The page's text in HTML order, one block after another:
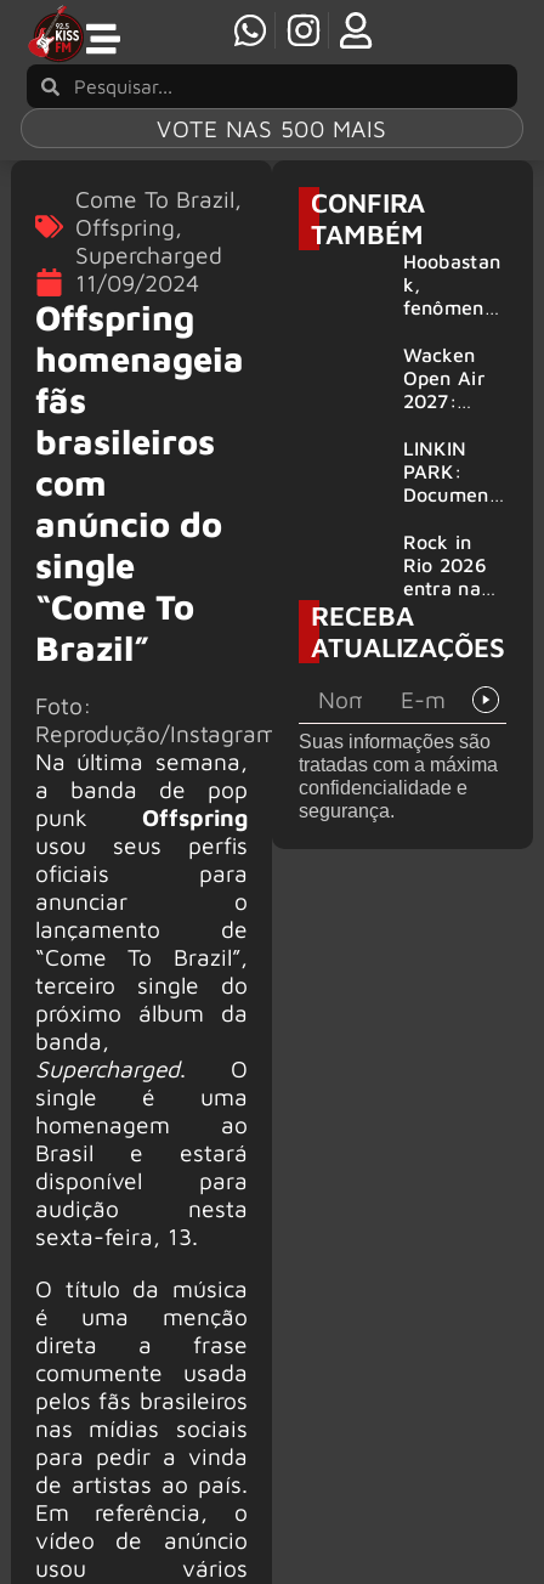
VOTE NAS 500 MAIS
Come To Brazil,
Offspring,
Supercharged
11/09/2024
Offspring
homenageia
fãs
brasileiros
com
anúncio do
single
“Come To
Brazil”
Foto:
Reprodução/Instagram
Na última semana,
a banda de pop
punk Offspring
usou seus perfis
oficiais para
anunciar o
lançamento de
“Come To Brazil”,
terceiro single do
próximo álbum da
banda,
Supercharged. O
single é uma
homenagem ao
Brasil e estará
disponível para
audição nesta
sexta-feira, 13.
O título da música
é uma menção
direta a frase
comumente usada
pelos fãs brasileiros
nas mídias sociais
para pedir a vinda
de artistas ao país.
Em referência, o
vídeo de anúncio
usou vários
CONFIRA
TAMBÉM
Hoobastan
k,
fenômeno
rock anos
2000,
volta ao
6 shows
Wacken
Open Air
2027:
amplia
line-up e
já
mais de 50
bandas
LINKIN
PARK:
Document
‘Unshatter’
e álbum ao
vivo são
anunciados
Rock in
Rio 2026
entra na
reta final
com
Cidade do
montagem
acelerada
e line-up
completo
confirmad
RECEBA
ATUALIZAÇÕES
Suas informações são
tratadas com a máxima
confidencialidade e
segurança.